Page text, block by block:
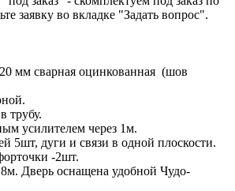
заявку во вкладке "Задать вопрос".
мм сварная оцинкованная (шов
трубу.
усилителем через 1м.
5шт, дуги и связи в одной плоскости.
-2шт.
Дверь оснащена удобной Чудо-